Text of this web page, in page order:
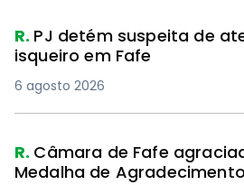
R. PJ detém suspeita de
isqueiro em Fafe
6 agosto 2026
R. Câmara de Fafe agraciada
Medalha de Agradecimento